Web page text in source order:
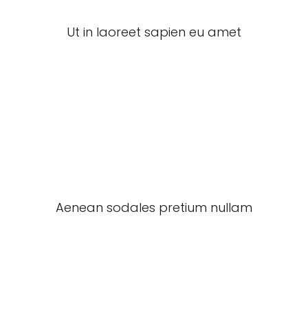
Ut in laoreet sapien eu amet
Aenean sodales pretium nullam